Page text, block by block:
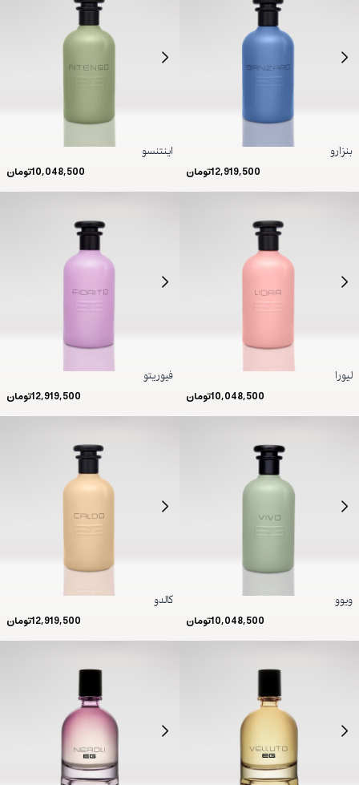
بنزارو
12,919,500تومان
اینتنسو
10,048,500تومان
لیورا
10,048,500تومان
فیوریتو
12,919,500تومان
ویوو
10,048,500تومان
کالدو
12,919,500تومان